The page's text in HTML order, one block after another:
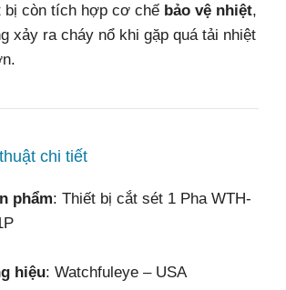
bị còn tích hợp cơ chế bảo vệ nhiệt,
xảy ra cháy nổ khi gặp quá tải nhiệt
chi tiết
phẩm: Thiết bị cắt sét 1 Pha WTH-
hiệu: Watchfuleye – USA